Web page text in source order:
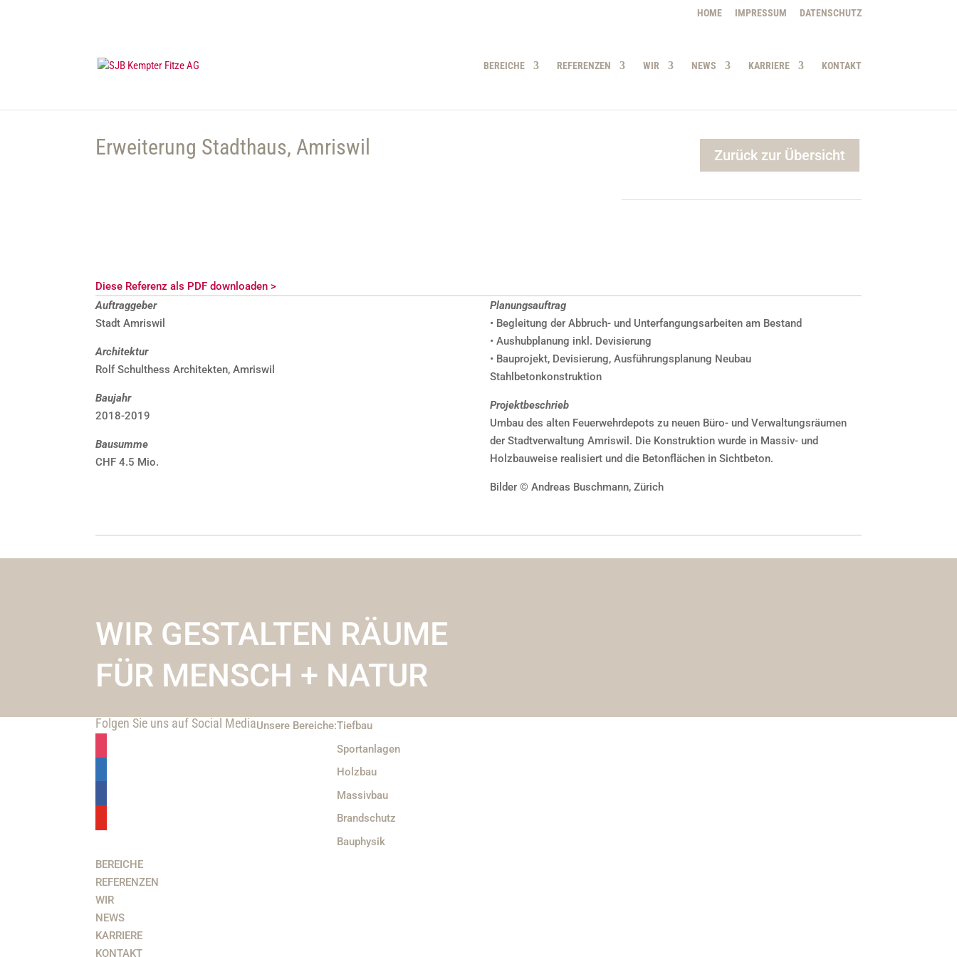
HOME IMPRESSUM DATENSCHUTZ
BEREICHE REFERENZEN WIR NEWS KARRIERE KONTAKT
Erweiterung Stadthaus, Amriswil Zurück zur Übersicht
Diese Referenz als PDF downloaden >
Auftraggeber
Stadt Amriswil
Architektur
Rolf Schulthess Architekten, Amriswil
Baujahr
2018-2019
Bausumme
CHF 4.5 Mio.
Planungsauftrag
• Begleitung der Abbruch- und Unterfangungsarbeiten am Bestand
• Aushubplanung inkl. Devisierung
• Bauprojekt, Devisierung, Ausführungsplanung Neubau
Stahlbetonkonstruktion
Projektbeschrieb
Umbau des alten Feuerwehrdepots zu neuen Büro- und Verwaltungsräumen
der Stadtverwaltung Amriswil. Die Konstruktion wurde in Massiv- und
Holzbauweise realisiert und die Betonflächen in Sichtbeton.
Bilder © Andreas Buschmann, Zürich
WIR GESTALTEN RÄUME
FÜR MENSCH + NATUR
Folgen Sie uns auf Social MediaUnsere Bereiche:Tiefbau
Sportanlagen
Holzbau
Massivbau
Brandschutz
Bauphysik
BEREICHE
REFERENZEN
WIR
NEWS
KARRIERE
KONTAKT